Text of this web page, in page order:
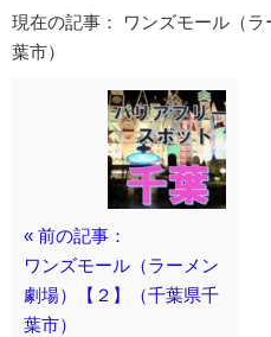
現在の記事： ワンズモール（
葉市）
« 前の記事：
ワンズモール（ラーメン
劇場）【２】（千葉県千
葉市）